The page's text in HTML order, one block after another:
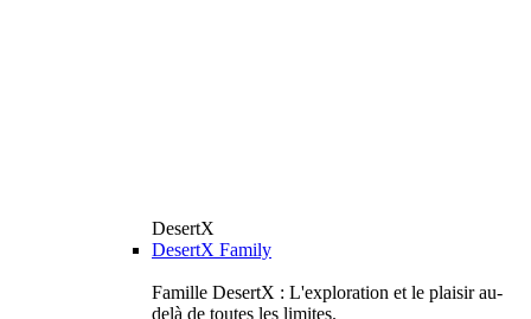
DesertX
DesertX Family
Famille DesertX : L'exploration et le plaisir au-
delà de toutes les limites.